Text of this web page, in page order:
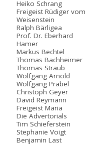
Heiko Schrang
Freigeist Rüdiger vom
Weisenstein
Ralph Bärligea
Prof. Dr. Eberhard
Hamer
Markus Bechtel
Thomas Bachheimer
Thomas Straub
Wolfgang Arnold
Wolfgang Prabel
Christoph Geyer
David Reymann
Freigeist Maria
Die Advertorials
Tim Schieferstein
Stephanie Voigt
Benjamin Last